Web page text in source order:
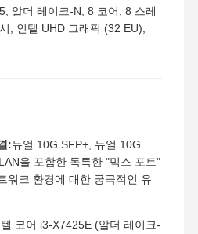
알더 레이크-N, 8 코어, 8 스레
, 인텔 UHD 그래픽 (32 EU),
:듀얼 10G SFP+, 듀얼 10G
을 포함한 독특한 "믹스 포트"
워크 환경에 대한 궁극적인 유
코어 i3-X7425E (알더 레이크-